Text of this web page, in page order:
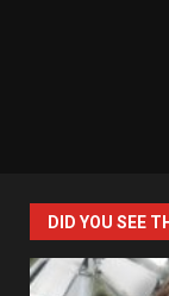
DID YOU SEE